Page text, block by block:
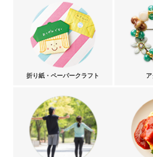
折り紙・ペーパークラフト